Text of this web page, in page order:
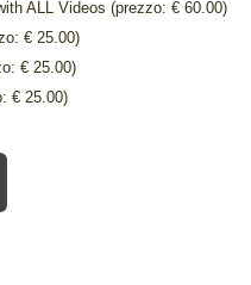
ALL Videos (prezzo: € 60.00)
€ 25.00)
€ 25.00)
€ 25.00)